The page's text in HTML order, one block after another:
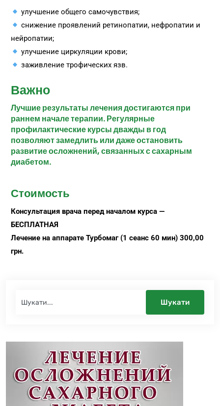
улучшение общего самочувствия;
снижение проявлений ретинопатии, нефропатии и
нейропатии;
улучшение циркуляции крови;
заживление трофических язв.
Важно
Лучшие результаты лечения достигаются при
раннем начале терапии. Регулярные
профилактические курсы дважды в год
позволяют замедлить или даже остановить
развитие осложнений, связанных с сахарным
диабетом.
Стоимость
Консультация врача перед началом курса —
БЕСПЛАТНАЯ
Лечение на аппарате Турбомаг (1 сеанс 60 мин) 300,00
грн.
Шукати